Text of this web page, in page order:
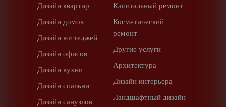
Дизайн квартир
Дизайн домов
Дизайн коттеджей
Дизайн офисов
Дизайн кухни
Дизайн спальни
Дизайн санузлов
Капитальный ремонт
Косметический
ремонт
Другие услуги
Архитектура
Дизайн интерьера
Ландшафтный дизайн